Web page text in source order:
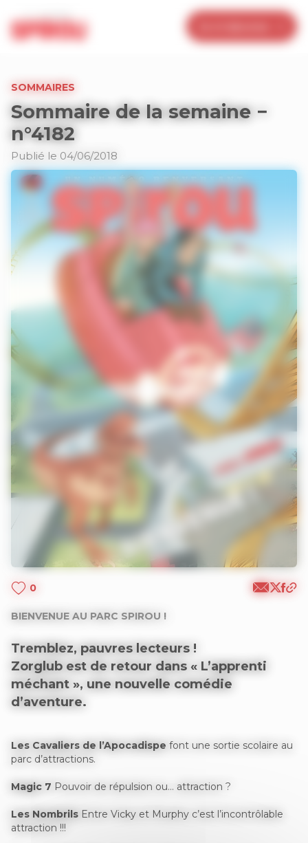
SOMMAIRES
Sommaire de la semaine −
n°4182
Publié le 04/06/2018
0
BIENVENUE AU PARC SPIROU !
Tremblez, pauvres lecteurs !
Zorglub est de retour dans « L’apprenti
méchant », une nouvelle comédie
d’aventure.
Les Cavaliers de l’Apocadispe font une sortie scolaire au
parc d’attractions.
Magic 7 Pouvoir de répulsion ou… attraction ?
Les Nombrils Entre Vicky et Murphy c’est l’incontrôlable
attraction !!!